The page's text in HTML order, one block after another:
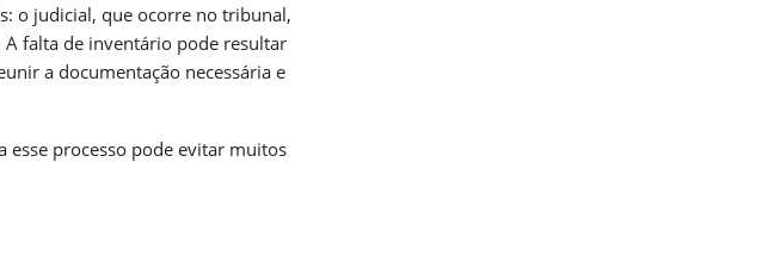
o judicial, que ocorre no tribunal,
falta de inventário pode resultar
a documentação necessária e
esse processo pode evitar muitos